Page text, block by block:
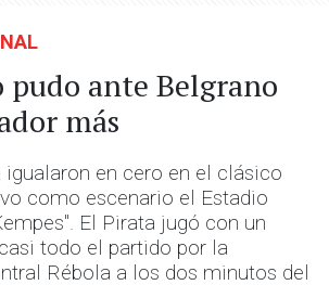
pudo ante Belgrano
más
igualaron en cero en el clásico
como escenario el Estadio
El Pirata jugó con un
todo el partido por la
Rébola a los dos minutos del